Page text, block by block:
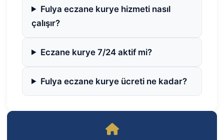
Fulya eczane kurye hizmeti nasıl
çalışır?
Eczane kurye 7/24 aktif mi?
Fulya eczane kurye ücreti ne kadar?